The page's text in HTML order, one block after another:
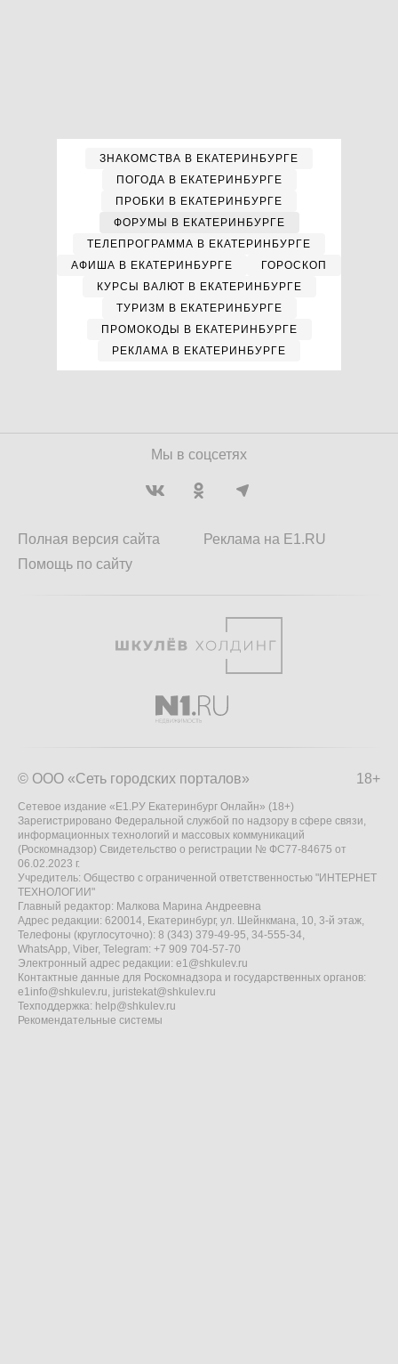
ЗНАКОМСТВА В ЕКАТЕРИНБУРГЕ
ПОГОДА В ЕКАТЕРИНБУРГЕ
ПРОБКИ В ЕКАТЕРИНБУРГЕ
ФОРУМЫ В ЕКАТЕРИНБУРГЕ
ТЕЛЕПРОГРАММА В ЕКАТЕРИНБУРГЕ
АФИША В ЕКАТЕРИНБУРГЕ
ГОРОСКОП
КУРСЫ ВАЛЮТ В ЕКАТЕРИНБУРГЕ
ТУРИЗМ В ЕКАТЕРИНБУРГЕ
ПРОМОКОДЫ В ЕКАТЕРИНБУРГЕ
РЕКЛАМА В ЕКАТЕРИНБУРГЕ
Мы в соцсетях
Полная версия сайта
Помощь по сайту
Реклама на E1.RU
18+
© ООО «Сеть городских порталов»
Сетевое издание «Е1.РУ Екатеринбург Онлайн» (18+)
Зарегистрировано Федеральной службой по надзору в сфере связи,
информационных технологий и массовых коммуникаций
(Роскомнадзор) Свидетельство о регистрации № ФС77-84675 от
06.02.2023 г.
Учредитель: Общество с ограниченной ответственностью "ИНТЕРНЕТ
ТЕХНОЛОГИИ"
Главный редактор: Малкова Марина Андреевна
Адрес редакции: 620014, Екатеринбург, ул. Шейнкмана, 10, 3-й этаж,
Телефоны (круглосуточно): 8 (343) 379-49-95, 34-555-34,
WhatsApp, Viber, Telegram: +7 909 704-57-70
Электронный адрес редакции: e1@shkulev.ru
Контактные данные для Роскомнадзора и государственных органов:
e1info@shkulev.ru, juristekat@shkulev.ru
Техподдержка: help@shkulev.ru
Рекомендательные системы